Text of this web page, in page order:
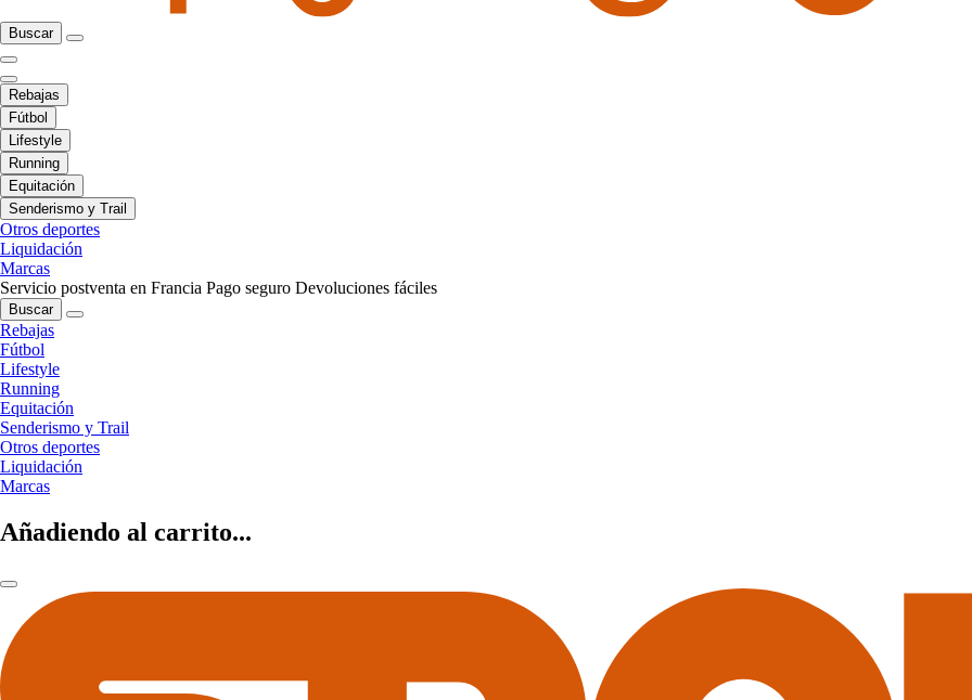
Buscar
Rebajas
Fútbol
Lifestyle
Running
Equitación
Senderismo y Trail
Otros deportes
Liquidación
Marcas
Servicio postventa en Francia Pago seguro Devoluciones fáciles
Buscar
Rebajas
Fútbol
Lifestyle
Running
Equitación
Senderismo y Trail
Otros deportes
Liquidación
Marcas
Añadiendo al carrito...